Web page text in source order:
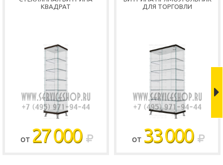
КВАДРАТ
ОТ 27 000
ДЛЯ ТОРГОВЛИ
ОТ 33 000